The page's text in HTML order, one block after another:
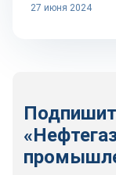
27 июня 2024